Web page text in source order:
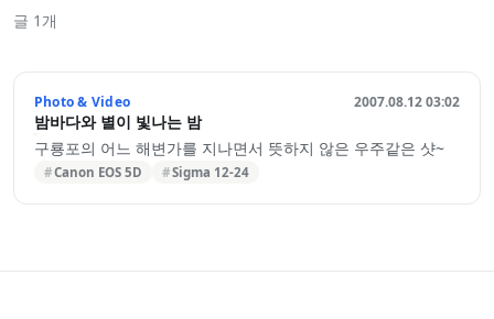
글 1개
Photo & Video 2007.08.12 03:02
밤바다와 별이 빛나는 밤
구룡포의 어느 해변가를 지나면서 뜻하지 않은 우주같은 샷~
Canon EOS 5D Sigma 12-24